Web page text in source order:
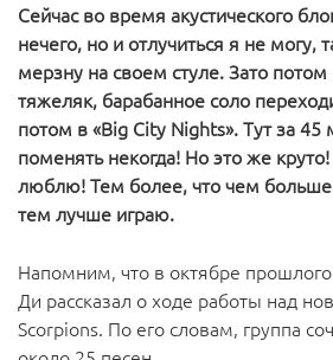
Сейчас во время акустического
нечего, но и отлучиться я не могу,
мерзну на своем стуле. Зато
тяжеляк, барабанное соло
потом в «Big City Nights». Тут за
поменять некогда! Но это же
люблю! Тем более, что чем больше
тем лучше играю.
Напомним, что в октябре
Ди рассказал о ходе работы над
Scorpions. По его словам, группа